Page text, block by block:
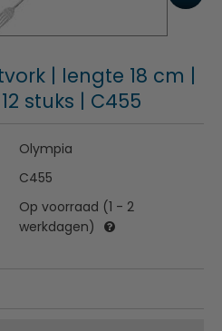
| lengte 18 cm |
stuks | C455
Olympia
C455
Op voorraad (1 - 2
werkdagen)